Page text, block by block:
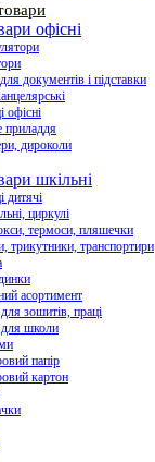
офісні
документів і підставки
офісні
приладдя
дироколи
шкільні
дитячі
циркулі
термоси, пляшечки
трикутники, транспортири
асортимент
зошитів, праці
школи
папір
картон